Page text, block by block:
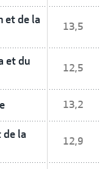
et de la
13,5
et du
12,5
13,2
de la
12,9